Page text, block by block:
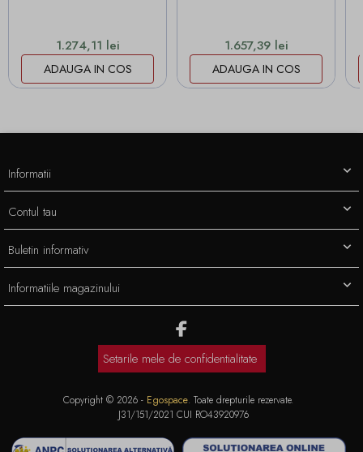
Pret
1.274,11 lei
ADAUGA IN COS
Pret
1.657,39 lei
ADAUGA IN COS
Informatiile magazinului
Informatii
Contul tau
Buletin informativ
Setarile mele de confidentialitate
Copyright © 2026 - Egospace. Toate drepturile rezervate.
J31/151/2021 CUI RO43920976